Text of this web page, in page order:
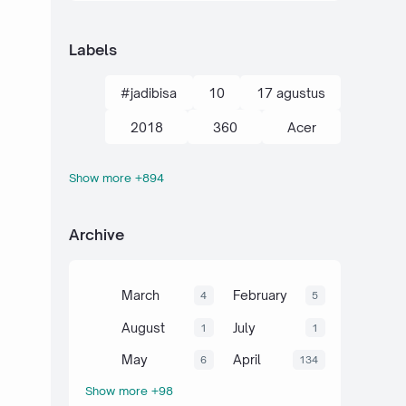
Labels
#jadibisa 10 17 agustus
2018 360 Acer
action kamera
akhir tahun akuntansi
al-quran hadits alami alat
aljabar Alkana amalan
Anaerob
Show more +894
Archive
March 4 February 5
August 1 July 1
May 6 April 134
Show more +98